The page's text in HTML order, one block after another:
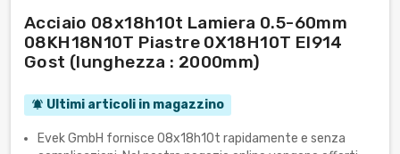
Acciaio 08x18h10t Lamiera 0.5-60mm
08KH18N10T Piastre 0Х18Н10Т EI914
Gost (lunghezza : 2000mm)
notifications_active Ultimi articoli in magazzino
Evek GmbH fornisce 08x18h10t rapidamente e senza